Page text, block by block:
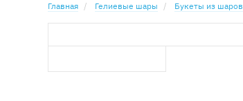
Главная Гелиевые шары Букеты из шаров